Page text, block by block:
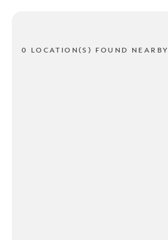
0 LOCATION(S) FOUND NEARBY